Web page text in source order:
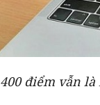
điểm vẫn